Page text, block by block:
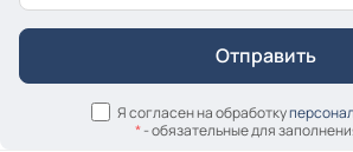
Я согласен на обработку
*- обязательные для